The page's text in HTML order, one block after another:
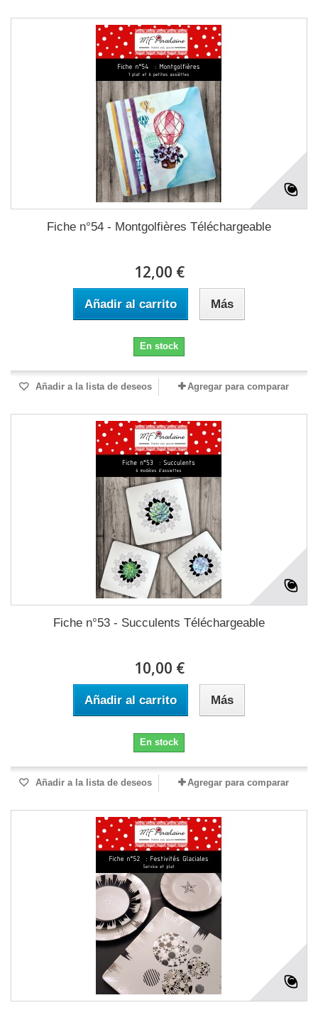
Fiche n°54 - Montgolfières Téléchargeable
12,00 €
Añadir al carrito Más
En stock
Añadir a la lista de deseos Agregar para comparar
Fiche n°53 - Succulents Téléchargeable
10,00 €
Añadir al carrito Más
En stock
Añadir a la lista de deseos Agregar para comparar